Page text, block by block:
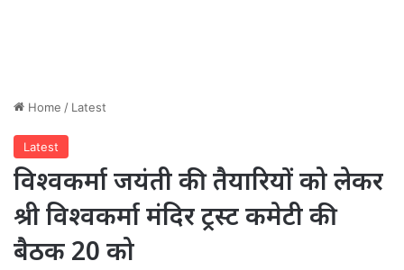
Home / Latest
Latest
विश्वकर्मा जयंती की तैयारियों को लेकर
श्री विश्वकर्मा मंदिर ट्रस्ट कमेटी की
बैठक 20 को